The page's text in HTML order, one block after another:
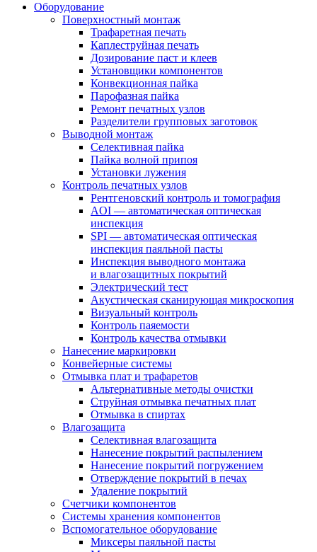
Оборудование
Поверхностный монтаж
Трафаретная печать
Каплеструйная печать
Дозирование паст и клеев
Установщики компонентов
Конвекционная пайка
Парофазная пайка
Ремонт печатных узлов
Разделители групповых заготовок
Выводной монтаж
Селективная пайка
Пайка волной припоя
Установки лужения
Контроль печатных узлов
Рентгеновский контроль и томография
AOI — автоматическая оптическая
инспекция
SPI — автоматическая оптическая
инспекция паяльной пасты
Инспекция выводного монтажа
и влагозащитных покрытий
Электрический тест
Акустическая сканирующая микроскопия
Визуальный контроль
Контроль паяемости
Контроль качества отмывки
Нанесение маркировки
Конвейерные системы
Отмывка плат и трафаретов
Альтернативные методы очистки
Струйная отмывка печатных плат
Отмывка в спиртах
Влагозащита
Селективная влагозащита
Нанесение покрытий распылением
Нанесение покрытий погружением
Отверждение покрытий в печах
Удаление покрытий
Счетчики компонентов
Системы хранения компонентов
Вспомогательное оборудование
Миксеры паяльной пасты